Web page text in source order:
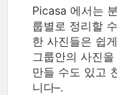
Picasa 에서는
룹별로 정리할
한 사진들은 쉽
그룹안의 사진
만들 수도 있고
니다–.